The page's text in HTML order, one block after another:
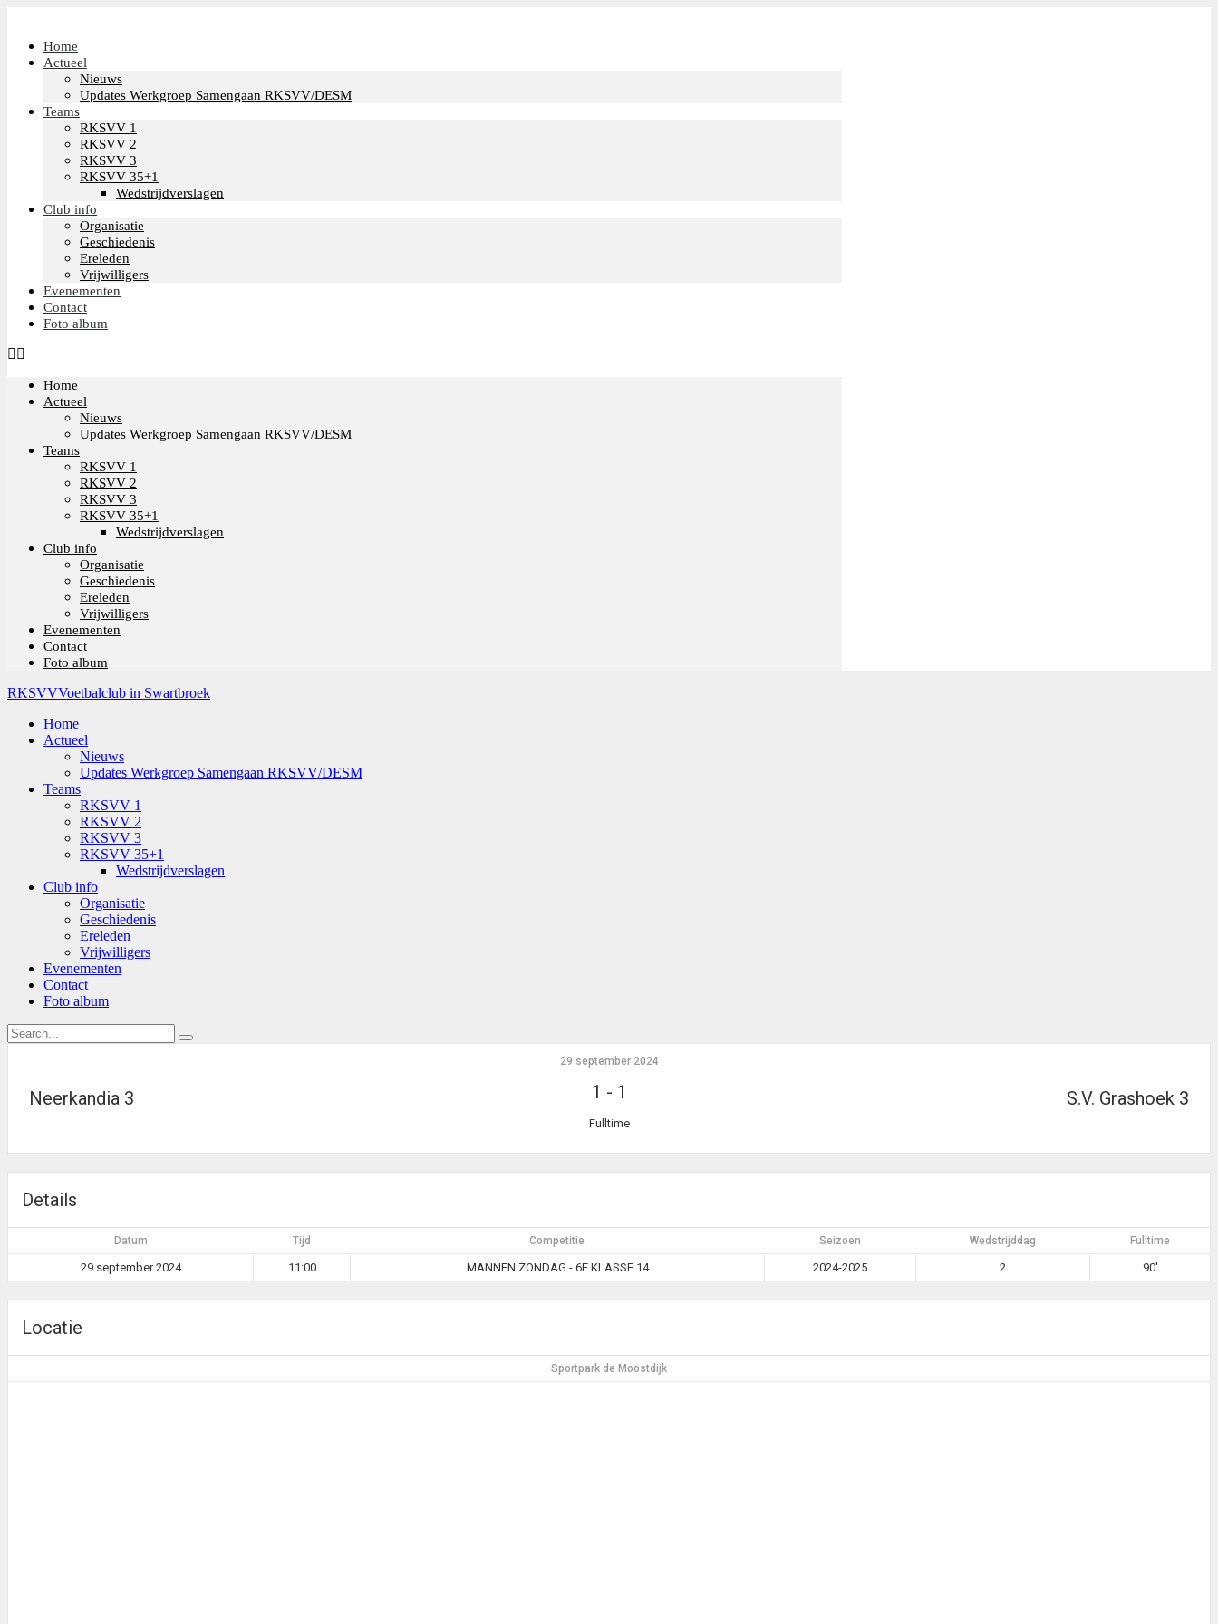
Home
Actueel
Nieuws
Updates Werkgroep Samengaan RKSVV/DESM
Teams
RKSVV 1
RKSVV 2
RKSVV 3
RKSVV 35+1
Wedstrijdverslagen
Club info
Organisatie
Geschiedenis
Ereleden
Vrijwilligers
Evenementen
Contact
Foto album
Home
Actueel
Nieuws
Updates Werkgroep Samengaan RKSVV/DESM
Teams
RKSVV 1
RKSVV 2
RKSVV 3
RKSVV 35+1
Wedstrijdverslagen
Club info
Organisatie
Geschiedenis
Ereleden
Vrijwilligers
Evenementen
Contact
Foto album
RKSVVVoetbalclub in Swartbroek
Home
Actueel
Nieuws
Updates Werkgroep Samengaan RKSVV/DESM
Teams
RKSVV 1
RKSVV 2
RKSVV 3
RKSVV 35+1
Wedstrijdverslagen
Club info
Organisatie
Geschiedenis
Ereleden
Vrijwilligers
Evenementen
Contact
Foto album
Neerkandia 3 S.V. Grashoek 3
29 september 2024
1 - 1
Fulltime
Details
Datum Tijd Competitie Seizoen Wedstrijddag Fulltime
29 september 2024 11:00 MANNEN ZONDAG - 6E KLASSE 14 2024-2025 2 90'
Locatie
Sportpark de Moostdijk